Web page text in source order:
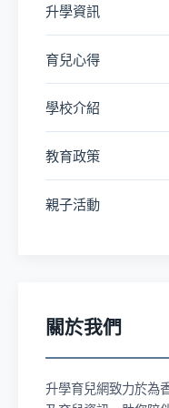
升學資訊
育兒心得
學校介紹
教育政策
親子活動
關於我們
升學育兒網致力於為